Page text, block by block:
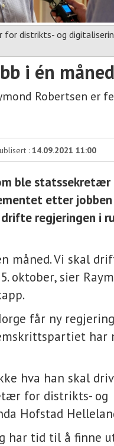
distrikts- og
i én måned
Robertsen er
: 14.09.2021 11:00
ble statssekretær
etter jobben
regjeringen i
måned. Vi skal
oktober, sier
får ny
har
hva han skal
for distrikts- og
Hofstad
har tid til å finne